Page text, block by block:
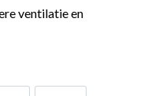
ventilatie en